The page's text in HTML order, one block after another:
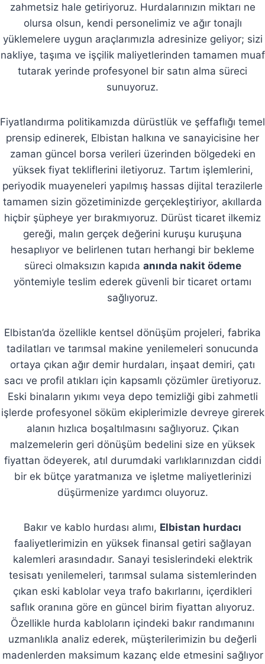
zahmetsiz hale getiriyoruz. Hurdalarınızın miktarı ne
olursa olsun, kendi personelimiz ve ağır tonajlı
yüklemelere uygun araçlarımızla adresinize geliyor; sizi
nakliye, taşıma ve işçilik maliyetlerinden tamamen muaf
tutarak yerinde profesyonel bir satın alma süreci
sunuyoruz.
Fiyatlandırma politikamızda dürüstlük ve şeffaflığı temel
prensip edinerek, Elbistan halkına ve sanayicisine her
zaman güncel borsa verileri üzerinden bölgedeki en
yüksek fiyat tekliflerini iletiyoruz. Tartım işlemlerini,
periyodik muayeneleri yapılmış hassas dijital terazilerle
tamamen sizin gözetiminizde gerçekleştiriyor, akıllarda
hiçbir şüpheye yer bırakmıyoruz. Dürüst ticaret ilkemiz
gereği, malın gerçek değerini kuruşu kuruşuna
hesaplıyor ve belirlenen tutarı herhangi bir bekleme
süreci olmaksızın kapıda anında nakit ödeme
yöntemiyle teslim ederek güvenli bir ticaret ortamı
sağlıyoruz.
Elbistan’da özellikle kentsel dönüşüm projeleri, fabrika
tadilatları ve tarımsal makine yenilemeleri sonucunda
ortaya çıkan ağır demir hurdaları, inşaat demiri, çatı
sacı ve profil atıkları için kapsamlı çözümler üretiyoruz.
Eski binaların yıkımı veya depo temizliği gibi zahmetli
işlerde profesyonel söküm ekiplerimizle devreye girerek
alanın hızlıca boşaltılmasını sağlıyoruz. Çıkan
malzemelerin geri dönüşüm bedelini size en yüksek
fiyattan ödeyerek, atıl durumdaki varlıklarınızdan ciddi
bir ek bütçe yaratmanıza ve işletme maliyetlerinizi
düşürmenize yardımcı oluyoruz.
Bakır ve kablo hurdası alımı, Elbistan hurdacı
faaliyetlerimizin en yüksek finansal getiri sağlayan
kalemleri arasındadır. Sanayi tesislerindeki elektrik
tesisatı yenilemeleri, tarımsal sulama sistemlerinden
çıkan eski kablolar veya trafo bakırlarını, içerdikleri
saflık oranına göre en güncel birim fiyattan alıyoruz.
Özellikle hurda kabloların içindeki bakır randımanını
uzmanlıkla analiz ederek, müşterilerimizin bu değerli
madenlerden maksimum kazanç elde etmesini sağlıyor